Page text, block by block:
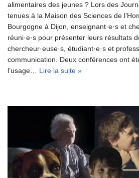
alimentaires des jeunes ? Lors des
tenues à la Maison des Sciences de
Bourgogne à Dijon, enseignant·e·s et
réuni·e·s pour présenter leurs résultats
chercheur·euse·s, étudiant·e·s et
communication. Deux conférences ont
l’usage… Lire la suite »